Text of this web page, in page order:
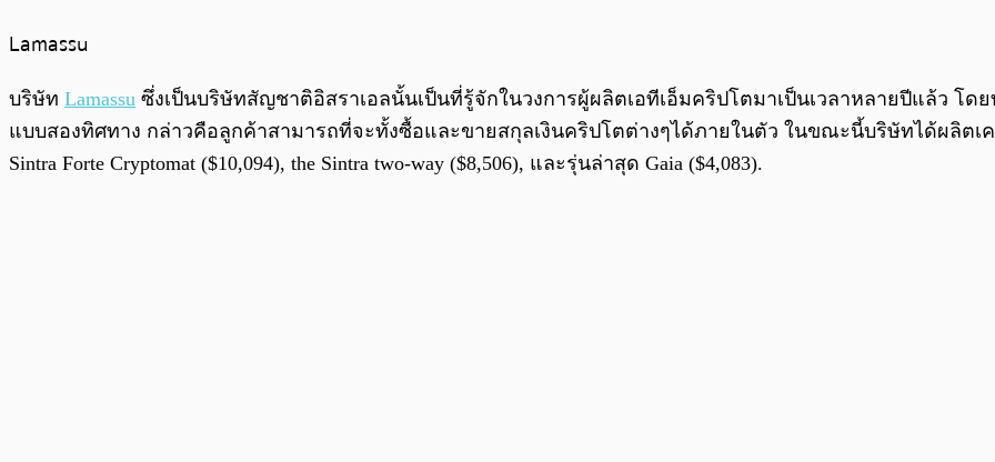
Lamassu
บริษัท Lamassu ซึ่งเป็นบริษัทสัญชาติอิสราเอลนั้นเป็นที่รู้จักในวงการผู้ผลิตเอทีเอ็มคริปโตมาเป็นเวลาหลายปีแล้ว โด
แบบสองทิศทาง กล่าวคือลูกค้าสามารถที่จะทั้งซื้อและขายสกุลเงินคริปโตต่างๆได้ภายในตัว ในขณะนี้บริษัทได้ผลิตเค
Sintra Forte Cryptomat ($10,094), the Sintra two-way ($8,506), และรุ่นล่าสุด Gaia ($4,083).